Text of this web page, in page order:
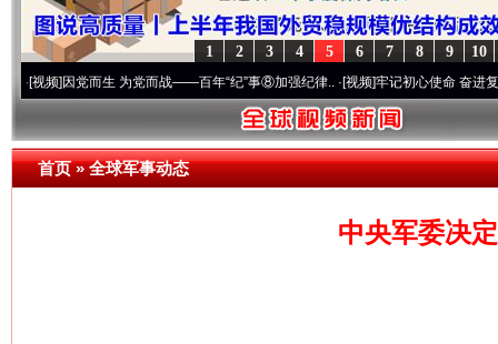
10
9
8
7
6
5
4
3
2
1
因党而生 为党而战——百年“纪”事⑧加强纪律..·[视频]牢记初心使命 奋进复兴征程丨
首页»全球军事动态
中央军委决